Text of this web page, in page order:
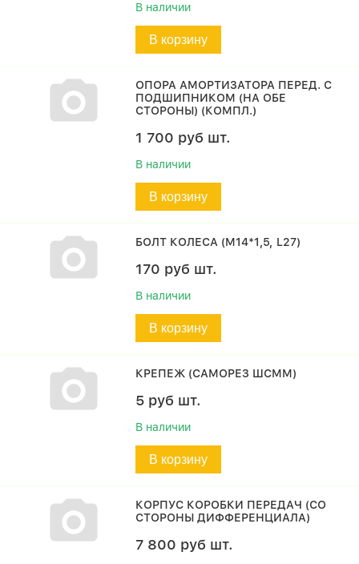
В наличии
В корзину
ОПОРА АМОРТИЗАТОРА ПЕРЕД. С
ПОДШИПНИКОМ (НА ОБЕ
СТОРОНЫ) (КОМПЛ.)
1 700 руб шт.
В наличии
В корзину
БОЛТ КОЛЕСА (М14*1,5, L27)
170 руб шт.
В наличии
В корзину
КРЕПЕЖ (САМОРЕЗ ШСММ)
5 руб шт.
В наличии
В корзину
КОРПУС КОРОБКИ ПЕРЕДАЧ (СО
СТОРОНЫ ДИФФЕРЕНЦИАЛА)
7 800 руб шт.